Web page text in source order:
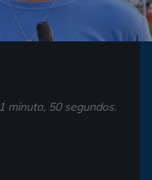
minuto, 50 segundos.